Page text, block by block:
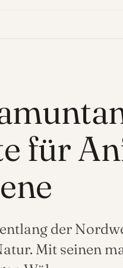
für
der
Mit seinen